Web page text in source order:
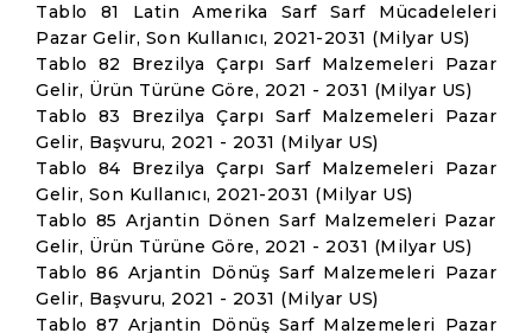
Tablo 81 Latin Amerika Sarf Sarf Mücadeleleri
Pazar Gelir, Son Kullanıcı, 2021-2031 (Milyar US)
Tablo 82 Brezilya Çarpı Sarf Malzemeleri Pazar
Gelir, Ürün Türüne Göre, 2021 - 2031 (Milyar US)
Tablo 83 Brezilya Çarpı Sarf Malzemeleri Pazar
Gelir, Başvuru, 2021 - 2031 (Milyar US)
Tablo 84 Brezilya Çarpı Sarf Malzemeleri Pazar
Gelir, Son Kullanıcı, 2021-2031 (Milyar US)
Tablo 85 Arjantin Dönen Sarf Malzemeleri Pazar
Gelir, Ürün Türüne Göre, 2021 - 2031 (Milyar US)
Tablo 86 Arjantin Dönüş Sarf Malzemeleri Pazar
Gelir, Başvuru, 2021 - 2031 (Milyar US)
Tablo 87 Arjantin Dönüş Sarf Malzemeleri Pazar